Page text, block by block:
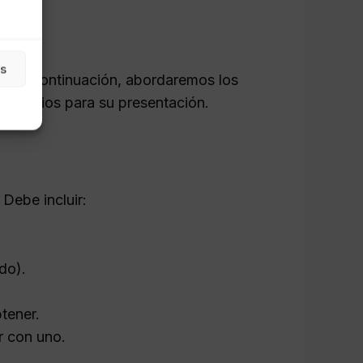
A continuación, abordaremos los
para su presentación.
incluir:
con uno.